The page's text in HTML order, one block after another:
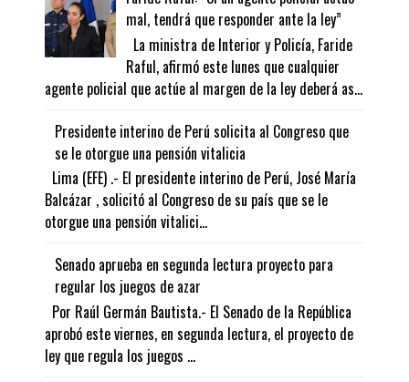
mal, tendrá que responder ante la ley”
La ministra de Interior y Policía, Faride
Raful, afirmó este lunes que cualquier
agente policial que actúe al margen de la ley deberá as...
Presidente interino de Perú solicita al Congreso que
se le otorgue una pensión vitalicia
Lima (EFE) .- El presidente interino de Perú, José María
Balcázar , solicitó al Congreso de su país que se le
otorgue una pensión vitalici...
Senado aprueba en segunda lectura proyecto para
regular los juegos de azar
Por Raúl Germán Bautista.- El Senado de la República
aprobó este viernes, en segunda lectura, el proyecto de
ley que regula los juegos ...